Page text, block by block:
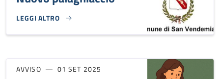
LEGGI ALTRO
NUOVO PALAGHIACCIO}
AVVISO 01 SET 2025